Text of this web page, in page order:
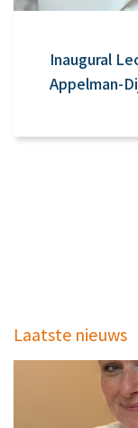
Inaugural
Appelman-
Laatste nieuws